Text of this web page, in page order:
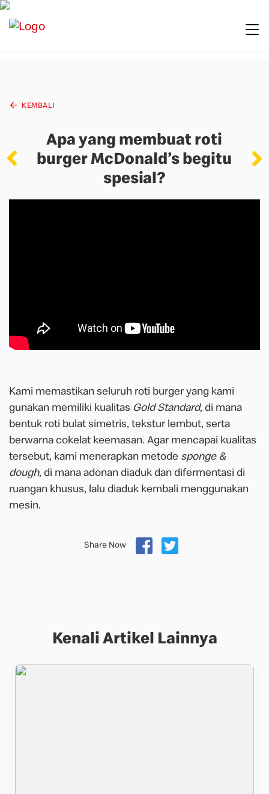
KEMBALI
Apa yang membuat roti
burger McDonald’s begitu
spesial?
Kami memastikan seluruh roti burger yang kami
gunakan memiliki kualitas Gold Standard, di mana
bentuk roti bulat simetris, tekstur lembut, serta
berwarna cokelat keemasan. Agar mencapai kualitas
tersebut, kami menerapkan metode sponge &
dough, di mana adonan diaduk dan difermentasi di
ruangan khusus, lalu diaduk kembali menggunakan
mesin.
Share Now
Kenali Artikel Lainnya